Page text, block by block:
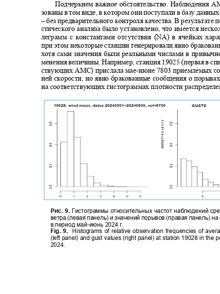
Подчеркнем важное обстоятельство. Наблюдения
зованы в том виде, в котором они поступали в базу
‒ без предварительного контроля качества. В результате
стического анализа было установлено, что имеется
леграмм с константами отсутствия (NA) в ячейках
при этом некоторые станции генерировали явно
хотя сами значения были реальными числами в
менения величины. Например, станция 19025 (первая в
ствующих АМС) прислала мае-июне 7803 приемлемых
ней скорости, но явно бракованные сообщения о
на соответствующих гистограммах плотности
Рис. 9. Гистограммы относительных частот наблюдений
ветра (левая панель) и значений порывов (правая панель)
в период май-июнь 2024 г.
Fig. 9.
Histograms of relative observation frequencies of
(left panel) and gust values (right panel) at station 19028 in the
2024.